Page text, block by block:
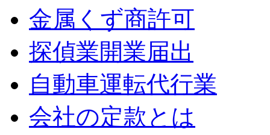
金属くず商許可
探偵業開業届出
自動車運転代行業
会社の定款とは